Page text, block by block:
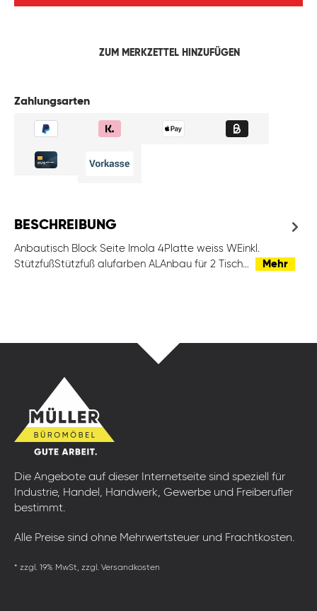
ZUM MERKZETTEL HINZUFÜGEN
Zahlungsarten
BESCHREIBUNG
Anbautisch Block Seite Imola 4Platte weiss WEinkl.
StützfußStützfuß alufarben ALAnbau für 2 Tisch…
Mehr
Die Angebote auf dieser Internetseite sind speziell für
Industrie, Handel, Handwerk, Gewerbe und Freiberufler
bestimmt.
Alle Preise sind ohne Mehrwertsteuer und Frachtkosten.
* zzgl. 19% MwSt, zzgl. Versandkosten